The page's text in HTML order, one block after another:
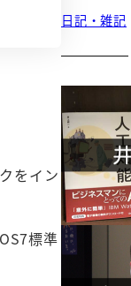
をイン
標準
日記・雑記